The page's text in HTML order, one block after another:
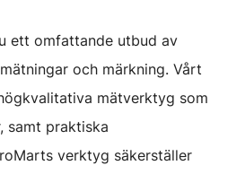
ett omfattande utbud av
och märkning. Vårt
mätverktyg som
samt praktiska
verktyg säkerställer